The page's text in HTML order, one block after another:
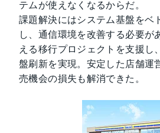
テムが使えなくなるからだ。
課題解決にはシステム基盤をベ
し、通信環境を改善する必要が
える移行プロジェクトを支援し
盤刷新を実現。安定した店舗運
売機会の損失も解消できた。